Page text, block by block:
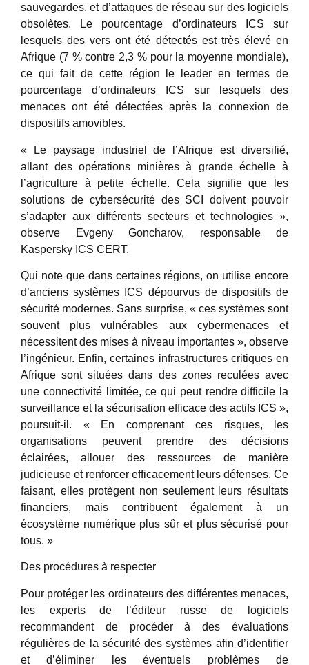
sauvegardes, et d’attaques de réseau sur des logiciels
obsolètes. Le pourcentage d’ordinateurs ICS sur
lesquels des vers ont été détectés est très élevé en
Afrique (7 % contre 2,3 % pour la moyenne mondiale),
ce qui fait de cette région le leader en termes de
pourcentage d’ordinateurs ICS sur lesquels des
menaces ont été détectées après la connexion de
dispositifs amovibles.
« Le paysage industriel de l’Afrique est diversifié,
allant des opérations minières à grande échelle à
l’agriculture à petite échelle. Cela signifie que les
solutions de cybersécurité des SCI doivent pouvoir
s’adapter aux différents secteurs et technologies »,
observe Evgeny Goncharov, responsable de
Kaspersky ICS CERT.
Qui note que dans certaines régions, on utilise encore
d’anciens systèmes ICS dépourvus de dispositifs de
sécurité modernes. Sans surprise, « ces systèmes sont
souvent plus vulnérables aux cybermenaces et
nécessitent des mises à niveau importantes », observe
l’ingénieur. Enfin, certaines infrastructures critiques en
Afrique sont situées dans des zones reculées avec
une connectivité limitée, ce qui peut rendre difficile la
surveillance et la sécurisation efficace des actifs ICS »,
poursuit-il. « En comprenant ces risques, les
organisations peuvent prendre des décisions
éclairées, allouer des ressources de manière
judicieuse et renforcer efficacement leurs défenses. Ce
faisant, elles protègent non seulement leurs résultats
financiers, mais contribuent également à un
écosystème numérique plus sûr et plus sécurisé pour
tous. »
Des procédures à respecter
Pour protéger les ordinateurs des différentes menaces,
les experts de l’éditeur russe de logiciels
recommandent de procéder à des évaluations
régulières de la sécurité des systèmes afin d’identifier
et d’éliminer les éventuels problèmes de